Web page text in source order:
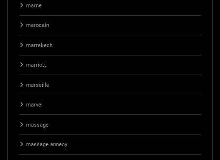
marne
marocain
marrakech
marriott
marseille
marvel
massage
massage annecy